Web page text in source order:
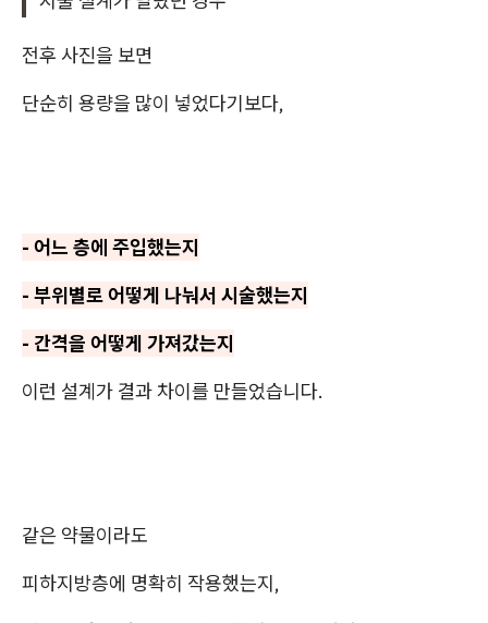
전후 사진을 보면
단순히 용량을 많이 넣었다기보다,
- 어느 층에 주입했는지
- 부위별로 어떻게 나눠서 시술했는지
- 간격을 어떻게 가져갔는지
이런 설계가 결과 차이를 만들었습니다.
같은 약물이라도
피하지방층에 명확히 작용했는지,